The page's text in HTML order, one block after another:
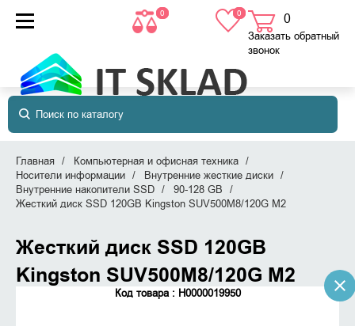
0 0 0
в корзине
Заказать обратный
звонок
Главная
Компьютерная и офисная техника
Носители информации
Внутренние жесткие диски
Внутренние накопители SSD
90-128 GB
Жесткий диск SSD 120GB Kingston SUV500M8/120G M2
Жесткий диск SSD 120GB
Kingston SUV500M8/120G M2
Код товара : Н0000019950